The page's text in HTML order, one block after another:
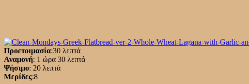
Προετοιμασία:30 λεπτά
Αναμονή: 1 ώρα 30 λεπτά
Ψήσιμο: 20 λεπτά
Μερίδες:8